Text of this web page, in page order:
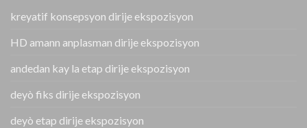
kreyatif konsepsyon dirije ekspozisyon
HD amann anplasman dirije ekspozisyon
andedan kay la etap dirije ekspozisyon
deyò fiks dirije ekspozisyon
deyò etap dirije ekspozisyon